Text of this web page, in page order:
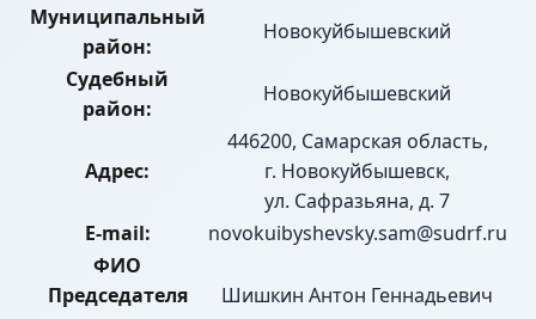
Муниципальный
район:
Новокуйбышевский
Судебный
район:
Новокуйбышевский
Адрес:
446200, Самарская область,
г. Новокуйбышевск,
ул. Сафразьяна, д. 7
E-mail:
novokuibyshevsky.sam@sudrf.ru
ФИО
Председателя
Шишкин Антон Геннадьевич